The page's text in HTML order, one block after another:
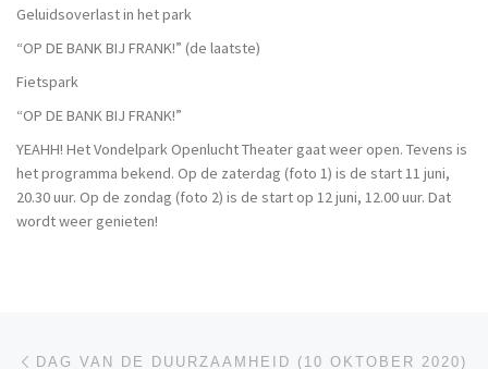
Geluidsoverlast in het park
“OP DE BANK BIJ FRANK!” (de laatste)
Fietspark
“OP DE BANK BIJ FRANK!”
YEAHH! Het Vondelpark Openlucht Theater gaat weer open. Tevens is
het programma bekend. Op de zaterdag (foto 1) is de start 11 juni,
20.30 uur. Op de zondag (foto 2) is de start op 12 juni, 12.00 uur. Dat
wordt weer genieten!
Berichtnavigatie
DAG VAN DE DUURZAAMHEID (10 OKTOBER 2020)